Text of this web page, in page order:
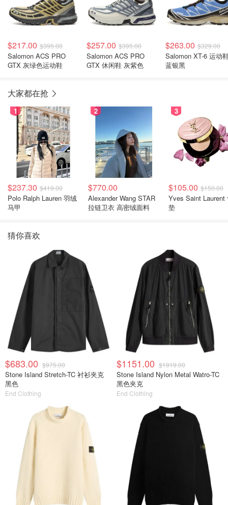
$217.00 $395.00
Salomon ACS PRO
GTX 灰绿色运动鞋
$257.00 $395.00
Salomon ACS PRO
GTX 休闲鞋 灰紫色
$263.00 $329.00
Salomon XT-6 运动
蓝银黑
大家都在抢
1
$237.30 $419.00
Polo Ralph Lauren 羽绒
马甲
2
$770.00
Alexander Wang STAR
拉链卫衣 高密绒面料
3
$105.00 $150.00
Yves Saint Laurent
垫
猜你喜欢
$683.00 $975.00
Stone Island Stretch-TC 衬衫夹克
黑色
End Clothing
$1151.00 $1919.00
Stone Island Nylon Metal Watro-TC
黑色夹克
End Clothing